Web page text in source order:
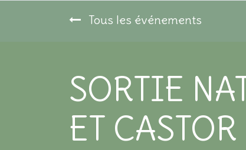
Tous les événements
SORTIE
ET CASTOR